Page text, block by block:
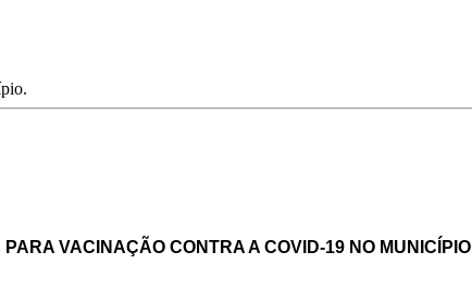
VACINAÇÃO CONTRA A COVID-19 NO MUNICÍPIO